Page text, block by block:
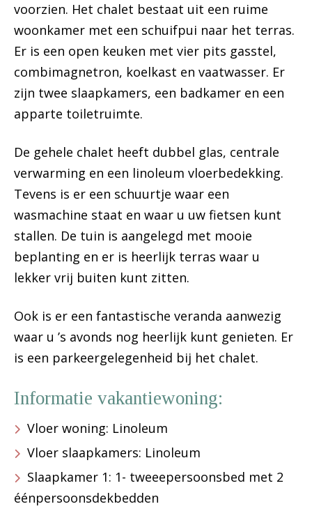
voorzien. Het chalet bestaat uit een ruime
woonkamer met een schuifpui naar het terras.
Er is een open keuken met vier pits gasstel,
combimagnetron, koelkast en vaatwasser. Er
zijn twee slaapkamers, een badkamer en een
apparte toiletruimte.
De gehele chalet heeft dubbel glas, centrale
verwarming en een linoleum vloerbedekking.
Tevens is er een schuurtje waar een
wasmachine staat en waar u uw fietsen kunt
stallen. De tuin is aangelegd met mooie
beplanting en er is heerlijk terras waar u
lekker vrij buiten kunt zitten.
Ook is er een fantastische veranda aanwezig
waar u ’s avonds nog heerlijk kunt genieten. Er
is een parkeergelegenheid bij het chalet.
Informatie vakantiewoning:
Vloer woning: Linoleum
Vloer slaapkamers: Linoleum
Slaapkamer 1: 1- tweeepersoonsbed met 2
éénpersoonsdekbedden